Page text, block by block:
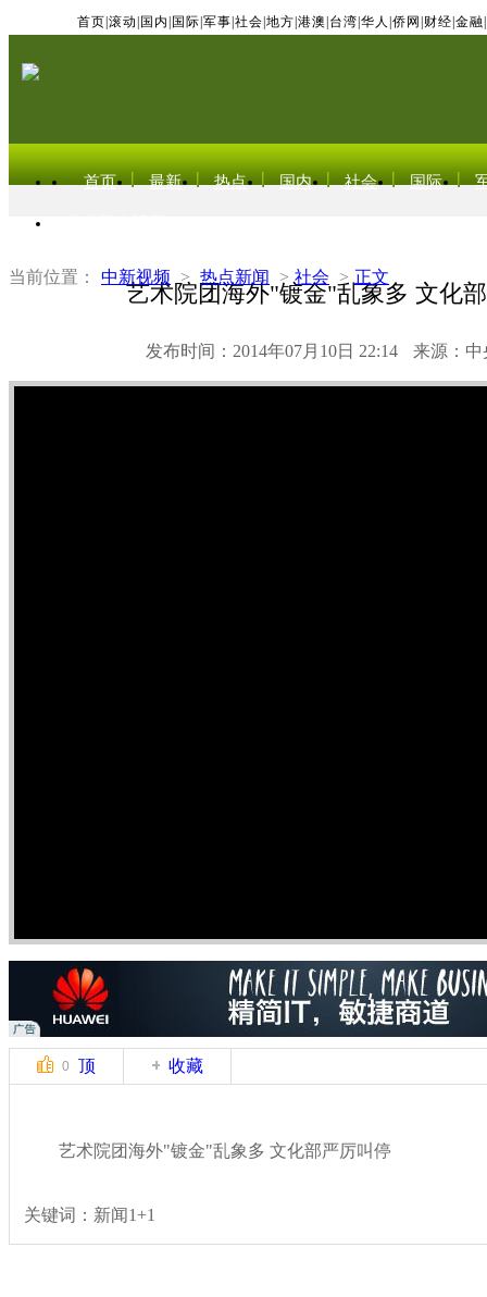
首页 滚动 国内 国际 军事 社会 地方 港澳 台湾 华人 侨网 财经 金融
首页 最新 热点 国内 社会 国际
当前位置： 中新视频 > 热点新闻 > 社会 > 正文
艺术院团海外"镀金"乱象多 文化
发布时间：2014年07月10日 22:14 来源：中
0 顶 收藏
艺术院团海外"镀金"乱象多 文化部严厉叫停
关键词：新闻1+1